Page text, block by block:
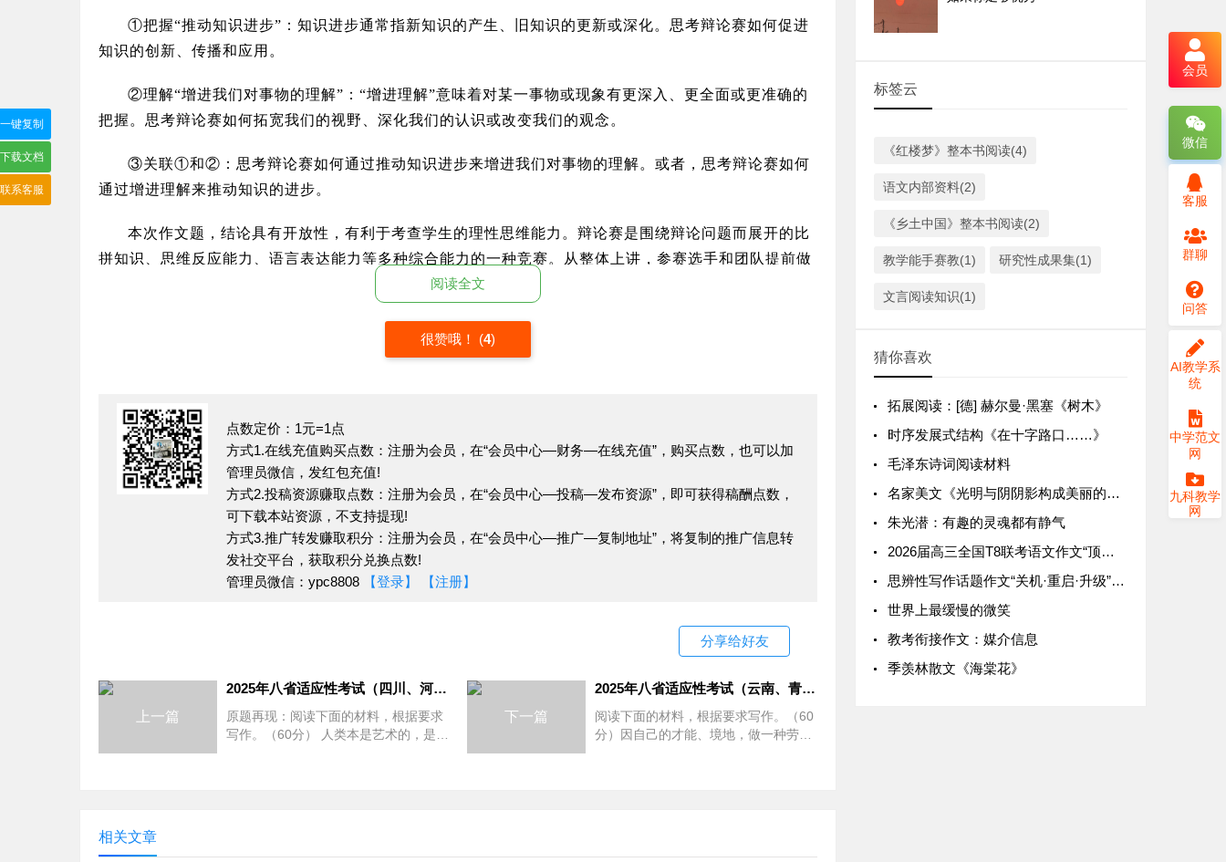
①把握“推动知识进步”：知识进步通常指新知识的产生、旧知识的更新或深化。思考辩论赛如何促进
知识的创新、传播和应用。
②理解“增进我们对事物的理解”：“增进理解”意味着对某一事物或现象有更深入、更全面或更准确的
把握。思考辩论赛如何拓宽我们的视野、深化我们的认识或改变我们的观念。
③关联①和②：思考辩论赛如何通过推动知识进步来增进我们对事物的理解。或者，思考辩论赛如何
通过增进理解来推动知识的进步。
本次作文题，结论具有开放性，有利于考查学生的理性思维能力。辩论赛是围绕辩论问题而展开的比
拼知识、思维反应能力、语言表达能力等多种综合能力的一种竞赛。从整体上讲，参赛选手和团队提前做
了充分的与辩论题目相关的准备工作，他们会查阅大量翔实可信的文献资料，他们会认真思考与辩题相关
参赛者和观众对辩论问题有较为清晰的认识，对事物的理解也会进一步加深。从辩论的双方，辩论材料的
准备，辩论的目的来讲，辩手所做的一切准备，所查阅的一切资料都是对自己的观点有益的。双方都在知
逻辑来说服对方，不一定能够推动知识的进步，增进对事物的理解。从辩论的结果来看，这是一场比赛，
比赛就会有结果，但可能没有形成统一的认识或结论。
总体来看，辩论赛可能会让他们在已有的认识上加深或者反转，但不一定能获取客观的知识。从认知
的进步和事物的理解增进方面来讲，其需要的条件是多方面的，就辩论赛这种途径来说，辩手发言内容来
源的真实性、客观性很难确定，就对事物的认知理解来说，认知人的水平、认知的阶段、认知的来源等都
会影响其对事物理解的水平。本材料的结论或引发的思考极具开放性，可以认可，也可以否认。由以上分
析可以看出，本作文题能很好地考查学生的理性思维。考生在写作的时候，必须有一分为二的方法、发展
在本题中体现。这也提醒我们，在平时作文教学中，认真领会并落实文风端正、文脉清晰、文气通畅的要
阅读全文
很赞哦！ (4)
点数定价：1元=1点
方式1.在线充值购买点数：注册为会员，在“会员中心—财务—在线充值”，购买点数，也可以加
管理员微信，发红包充值!
方式2.投稿资源赚取点数：注册为会员，在“会员中心—投稿—发布资源”，即可获得稿酬点数，
可下载本站资源，不支持提现!
方式3.推广转发赚取积分：注册为会员，在“会员中心—推广—复制地址”，将复制的推广信息转
发社交平台，获取积分兑换点数!
管理员微信：ypc8808
【登录】 【注册】
分享给好友
上一篇
2025年八省适应性考试（四川、河南、山西）“人类本是艺术的” 作文分析及范文欣赏
原题再现：阅读下面的材料，根据要求
写作。（60分） 人类本是艺术的，是富
下一篇
2025年八省适应性考试（云南、青海、内蒙古）“圆融于劳作，成就天地间第一等人” 作文分析及范文欣赏
阅读下面的材料，根据要求写作。（60
分）因自己的才能、境地，做一种劳作
相关文章
标签云
《红楼梦》整本书阅读(4)
语文内部资料(2)
《乡土中国》整本书阅读(2)
教学能手赛教(1) 研究性成果集(1)
文言阅读知识(1)
猜你喜欢
拓展阅读：[德] 赫尔曼·黑塞《树木》
时序发展式结构《在十字路口……》
毛泽东诗词阅读材料
名家美文《光明与阴阴影构成美丽的花》
朱光潜：有趣的灵魂都有静气
2026届高三全国T8联考语文作文“顶端优势”写作指导及范文欣赏
思辨性写作话题作文“关机·重启·升级”立意及范文欣赏
世界上最缓慢的微笑
教考衔接作文：媒介信息
季羡林散文《海棠花》
会员
微信
客服
群聊
问答
AI教学系
统
中学范文
网
九科教学
网
一键复制
下载文档
联系客服